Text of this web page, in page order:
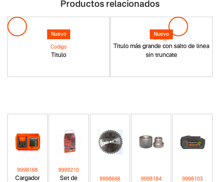
Productos relacionados
Nuevo
Titulo
Codigo
Nuevo
Titulo más grande con salto de linea
sin truncate
Codigo
Cargador
9998168
Set de
9999210
9998666 9998184 9998103